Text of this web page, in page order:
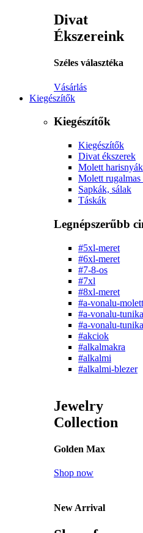
Divat
Ékszereink
Széles választéka
Vásárlás
Kiegészítők
Kiegészítők
Kiegészítők
Divat ékszerek
Molett harisnyák
Molett rugalmas
Sapkák, sálak
Táskák
Legnépszerűbb
#5xl-meret
#6xl-meret
#7-8-os
#7xl
#8xl-meret
#a-vonalu-
#a-vonalu-tunika
#a-vonalu-
#akciok
#alkalmakra
#alkalmi
#alkalmi-blezer
Jewelry
Collection
Golden Max
Shop now
New Arrival